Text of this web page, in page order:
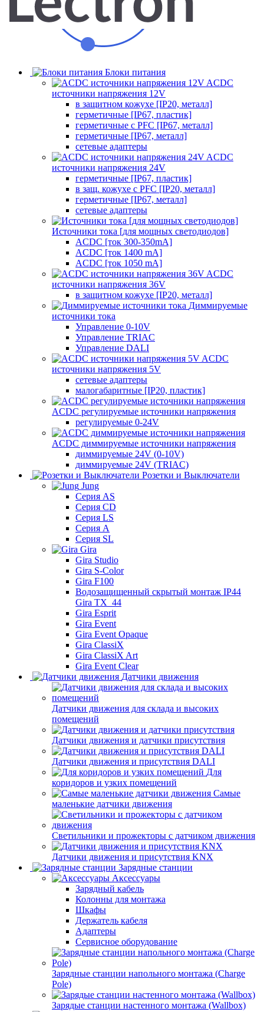
Блоки питания
ACDC
источники напряжения 12V
в защитном кожухе [IP20, металл]
герметичные [IP67, пластик]
герметичные с PFC [IP67, металл]
герметичные [IP67, металл]
сетевые адаптеры
ACDC
источники напряжения 24V
герметичные [IP67, пластик]
в защ. кожухе с PFC [IP20, металл]
герметичные [IP67, металл]
сетевые адаптеры
Источники тока [для мощных светодиодов]
ACDC [ток 300-350mA]
ACDC [ток 1400 mA]
ACDC [ток 1050 mA]
ACDC
источники напряжения 36V
в защитном кожухе [IP20, металл]
Диммируемые
источники тока
Управление 0-10V
Управление TRIAC
Управление DALI
ACDC
источники напряжения 5V
сетевые адаптеры
малогабаритные [IP20, пластик]
ACDC регулируемые источники напряжения
регулируемые 0-24V
ACDC диммируемые источники напряжения
диммируемые 24V (0-10V)
диммируемые 24V (TRIAC)
Розетки и Выключатели
Jung
Серия AS
Серия CD
Серия LS
Серия A
Серия SL
Gira
Gira Studio
Gira S-Color
Gira F100
Водозащищенный скрытый монтаж IP44
Gira TX_44
Gira Esprit
Gira Event
Gira Event Opaque
Gira ClassiX
Gira ClassiX Art
Gira Event Clear
Датчики движения
Датчики движения для склада и высоких
помещений
Датчики движения и датчики присутствия
Датчики движения и присутствия DALI
Для
коридоров и узких помещений
Самые
маленькие датчики движения
Светильники и прожекторы с датчиком движения
Датчики движения и присутствия KNX
Зарядные станции
Аксессуары
Зарядный кабель
Колонны для монтажа
Шкафы
Держатель кабеля
Адаптеры
Сервисное оборудование
Зарядные станции напольного монтажа (Charge
Pole)
Зарядые станции настенного монтажа (Wallbox)